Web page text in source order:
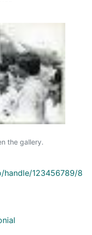
the gallery.
handle/123456789/8